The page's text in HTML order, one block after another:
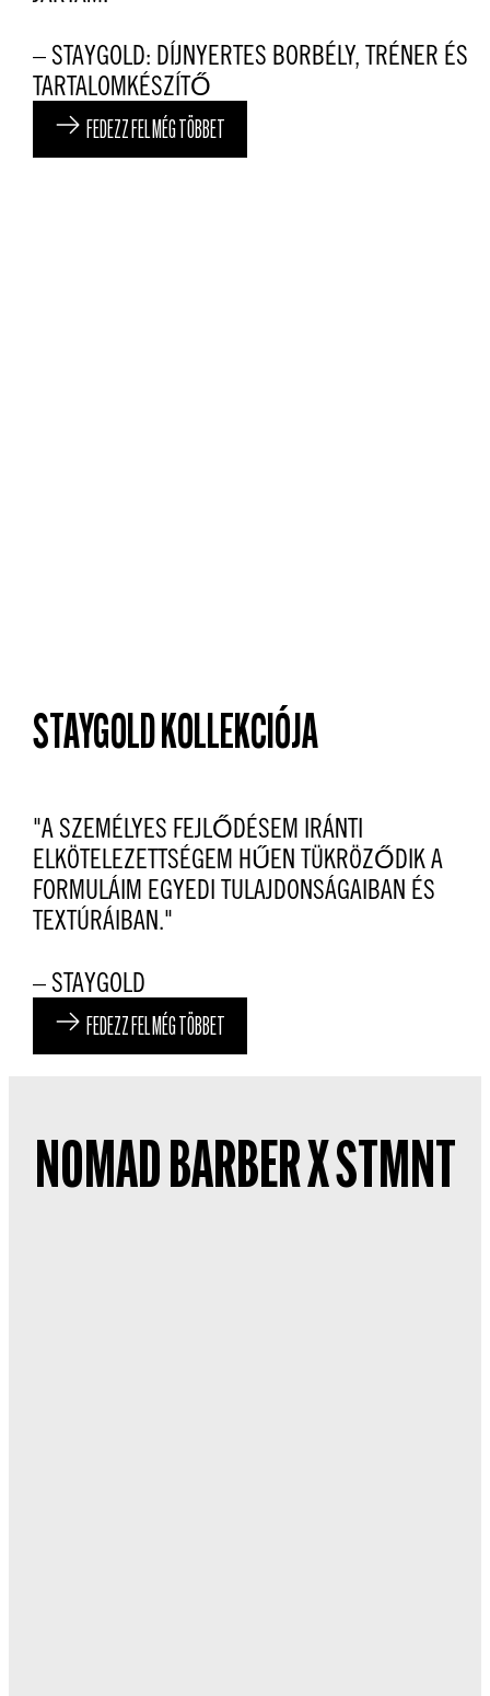
– STAYGOLD: DÍJNYERTES BORBÉLY, TRÉNER ÉS
TARTALOMKÉSZÍTŐ
FEDEZZ FEL MÉG TÖBBET
STAYGOLD KOLLEKCIÓJA
"A SZEMÉLYES FEJLŐDÉSEM IRÁNTI
ELKÖTELEZETTSÉGEM HŰEN TÜKRÖZŐDIK A
FORMULÁIM EGYEDI TULAJDONSÁGAIBAN ÉS
TEXTÚRÁIBAN."
– STAYGOLD
FEDEZZ FEL MÉG TÖBBET
NOMAD BARBER X STMNT